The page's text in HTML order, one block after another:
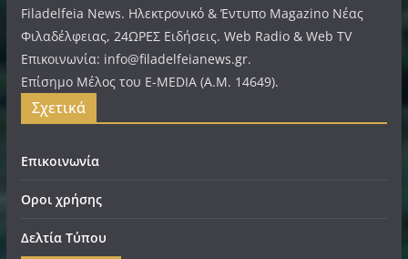
Filadelfeia News. Ηλεκτρονικό & Έντυπο Magazino Νέας
Φιλαδέλφειας, 24ΩΡΕΣ Ειδήσεις. Web Radio & Web TV
Επικοινωνία: info@filadelfeianews.gr.
Επίσημο Μέλος του E-MEDIA (A.M. 14649).
Σχετικά
Επικοινωνία
Οροι χρήσης
Δελτία Τύπου